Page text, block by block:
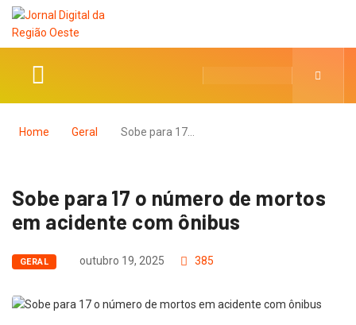
Home Geral Sobe para 17…
Sobe para 17 o número de mortos
em acidente com ônibus
GERAL outubro 19, 2025 385